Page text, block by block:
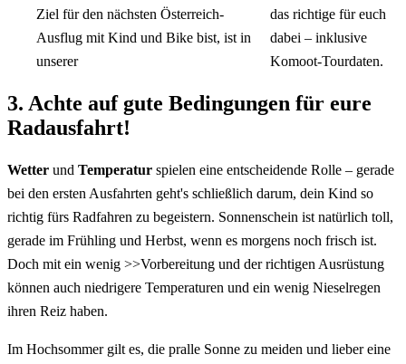
Ziel für den nächsten Österreich-
Ausflug mit Kind und Bike bist, ist in
unserer
das richtige für euch
dabei – inklusive
Komoot-Tourdaten.
3. Achte auf gute Bedingungen für eure
Radausfahrt!
Wetter und Temperatur spielen eine entscheidende Rolle – gerade
bei den ersten Ausfahrten geht's schließlich darum, dein Kind so
richtig fürs Radfahren zu begeistern. Sonnenschein ist natürlich toll,
gerade im Frühling und Herbst, wenn es morgens noch frisch ist.
Doch mit ein wenig >>Vorbereitung und der richtigen Ausrüstung
können auch niedrigere Temperaturen und ein wenig Nieselregen
ihren Reiz haben.
Im Hochsommer gilt es, die pralle Sonne zu meiden und lieber eine